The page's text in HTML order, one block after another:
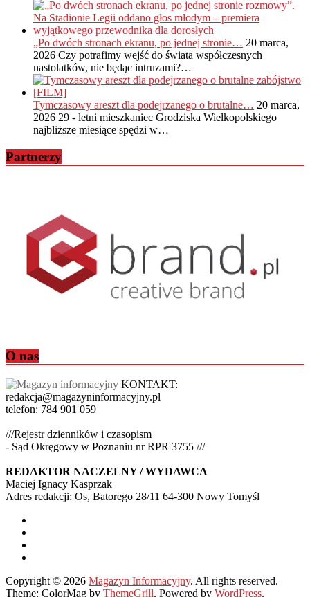
„Po dwóch stronach ekranu, po jednej stronie… 20 marca,
2026 Czy potrafimy wejść do świata współczesnych
nastolatków, nie będąc intruzami?…
Tymczasowy areszt dla podejrzanego o brutalne… 20 marca,
2026 29 - letni mieszkaniec Grodziska Wielkopolskiego
najbliższe miesiące spędzi w…
Partnerzy
O nas
KONTAKT:
redakcja@magazyninformacyjny.pl
telefon: 784 901 059
///Rejestr dzienników i czasopism
- Sąd Okręgowy w Poznaniu nr RPR 3755 ///
REDAKTOR NACZELNY / WYDAWCA
Maciej Ignacy Kasprzak
Adres redakcji: Os, Batorego 28/11 64-300 Nowy Tomyśl
Copyright © 2026 Magazyn Informacyjny. All rights reserved.
Theme: ColorMag by ThemeGrill. Powered by WordPress.